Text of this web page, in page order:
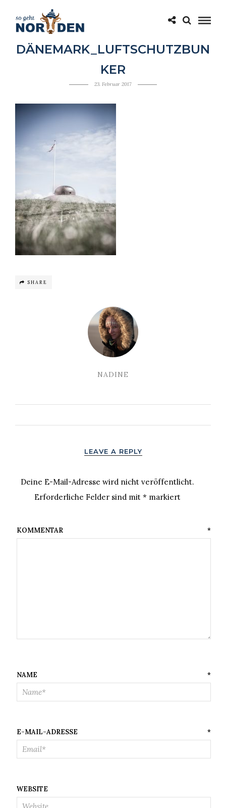
DÄNEMARK_LUFTSCHUTZBUN
KER
23. Februar 2017
SHARE
NADINE
LEAVE A REPLY
Deine E-Mail-Adresse wird nicht veröffentlicht.
Erforderliche Felder sind mit* markiert
KOMMENTAR *
NAME *
E-MAIL-ADRESSE *
WEBSITE